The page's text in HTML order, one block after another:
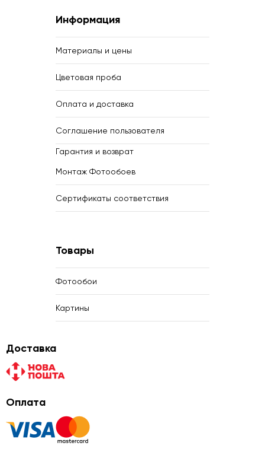
Информация
Материалы и цены
Цветовая проба
Оплата и доставка
Соглашение пользователя
Гарантия и возврат
Монтаж Фотообоев
Сертификаты соответствия
Товары
Фотообои
Картины
Доставка
Оплата